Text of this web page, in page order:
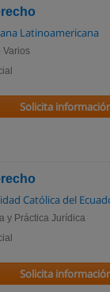
Latinoamericana
Varios
Solicita
Católica del
y Práctica Jurídica
Solicita